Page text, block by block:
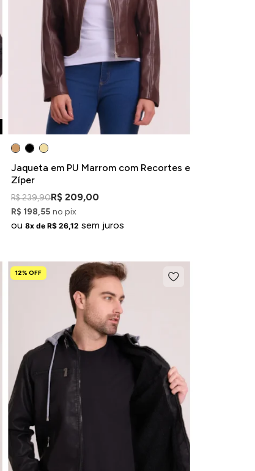
Jaqueta em PU Marrom com Recortes e
Zíper
R$ 239,90R$ 209,00
R$ 198,55 no pix
ou8x de R$ 26,12 sem juros
12% OFF